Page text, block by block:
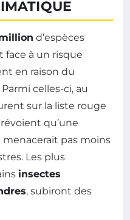
d’espèces
face à un risque
en raison du
Parmi celles-ci, au
sur la liste rouge
qu’une
menacerait pas moins
Les plus
insectes
, subiront des